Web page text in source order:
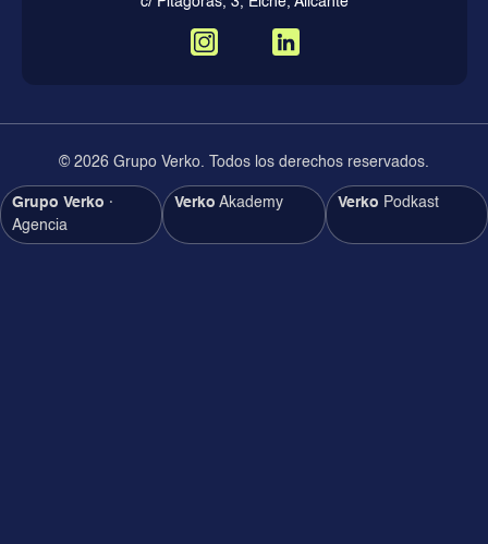
© 2026 Grupo Verko. Todos los derechos reservados.
Grupo Verko ·
Agencia
Verko Akademy Verko Podkast